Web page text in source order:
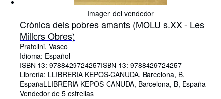
Imagen del vendedor
Crònica dels pobres amants (MOLU s.XX - Les
Millors Obres)
Pratolini, Vasco
Idioma: Español
ISBN 13: 9788429724257ISBN 13: 9788429724257
Librería: LLIBRERIA KEPOS-CANUDA, Barcelona, B,
EspañaLLIBRERIA KEPOS-CANUDA, Barcelona, B, España
Vendedor de 5 estrellas